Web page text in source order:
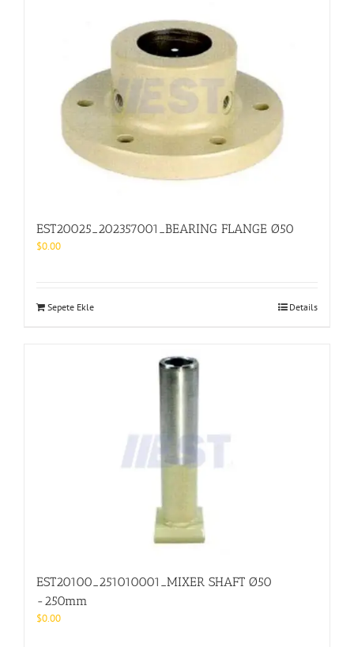
EST20025_202357001_BEARING FLANGE Ø50
$0.00
Sepete Ekle Details
EST20100_251010001_MIXER SHAFT Ø50
-250mm
$0.00